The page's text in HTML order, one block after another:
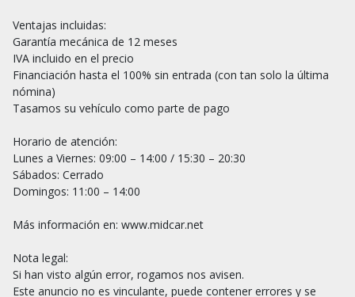
Ventajas incluidas:
Garantía mecánica de 12 meses
IVA incluido en el precio
Financiación hasta el 100% sin entrada (con tan solo la última
nómina)
Tasamos su vehículo como parte de pago
Horario de atención:
Lunes a Viernes: 09:00 – 14:00 / 15:30 – 20:30
Sábados: Cerrado
Domingos: 11:00 – 14:00
Más información en: www.midcar.net
Nota legal:
Si han visto algún error, rogamos nos avisen.
Este anuncio no es vinculante, puede contener errores y se